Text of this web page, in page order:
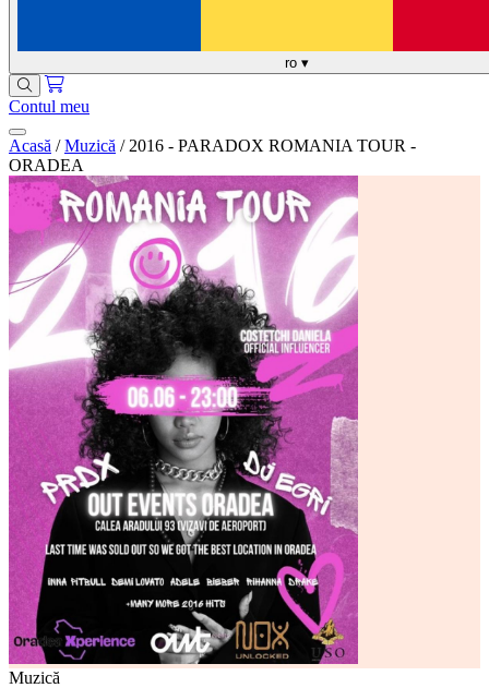
ro ▾
Contul meu
Acasă / Muzică / 2016 - PARADOX ROMANIA TOUR -
ORADEA
Muzică